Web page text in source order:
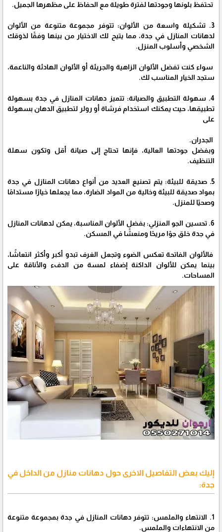
تحتفظ بلونها وجودتها لفترة طويلة مع الحفاظ على مظهرها الجميل.
3. تشكيلة واسعة من الألوان: تتوفر مجموعة متنوعة من الألوان
لدهانات المنازل في جدة، مما يتيح لك الاختيار من بينها وفقًا لذوقك
الشخصي وأسلوب المنزل.
سواء كنت تفضل الألوان الزاهية والجريئة أو الألوان الهادئة والناعمة،
ستجد الخيار المناسب لك.
4. سهولة التطبيق والصيانة: تتميز دهانات المنازل في جدة بسهولة
تطبيقها، حيث يمكنك استخدام فرشاة أو رولر لتطبيق الدهان بسهولة
على
الجدران.
وبفضل جودتها العالية، فإنها تحتاج إلى صيانة أقل وتكون سهلة
التنظيف.
5. صديقة للبيئة: يتم تصنيع العديد من أنواع دهانات المنازل في جدة
بمواد صديقة للبيئة وخالية من المواد الضارة، مما يجعلها خيارًا مستدامًا
وصحيًا للمنزل.
6. تحسين الجو المنزلي: بفضل الألوان المناسبة، يمكن لدهانات المنازل
في جدة خلق جوًا مريحًا ومنعشًا في المسكن.
فالألوان الفاتحة تعكس الضوء وتجعل الغرف تبدو أكبر وأكثر انتعاشًا،
بينما يمكن للألوان الداكنة إضفاء لمسة من الدفء والأناقة على
المساحات.
إليك بعض التفاصيل الاخرى حول دهانات منازل من الداخل في
جدة:
1. الانتهاء والملمس: تتوفر دهانات المنازل في جدة بمجموعة متنوعة
من الانتهاءات والملمس.